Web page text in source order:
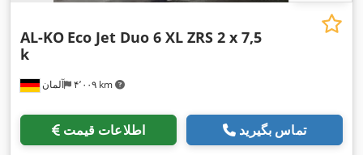
آلمان ۴٬۰۰۹ km
AL-KO Eco Jet Duo 6 XL ZRS 2 x 7,5
k
اطلاعات قیمت تماس بگیرید